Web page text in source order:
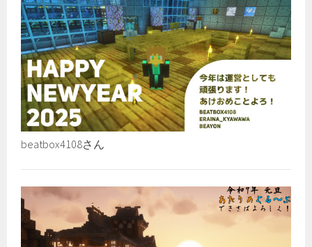
beatbox4108さん